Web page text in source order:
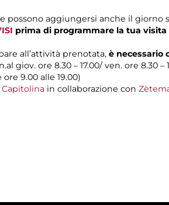
possono aggiungersi anche il giorno
prima di programmare la tua visita
all’attività prenotata, è necessario
giov. ore 8.30 – 17.00/ ven. ore 8.30
9.00 alle 19.00)
in collaborazione con